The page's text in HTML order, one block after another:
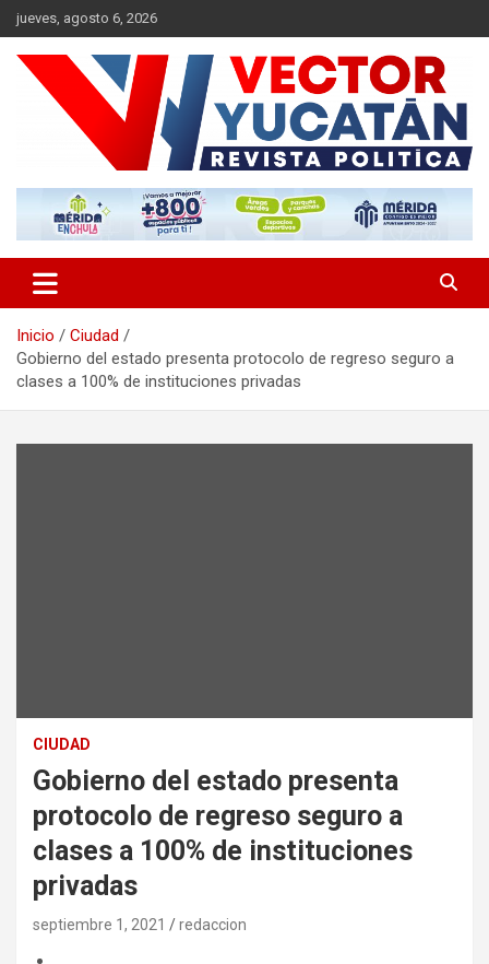
Saltar
al
contenido
jueves, agosto 6, 2026
Vector Yucatán
Inicio
Ciudad
Gobierno del estado presenta protocolo de regreso seguro a
clases a 100% de instituciones privadas
CIUDAD
Gobierno del estado presenta
protocolo de regreso seguro a
clases a 100% de instituciones
privadas
septiembre 1, 2021 redaccion